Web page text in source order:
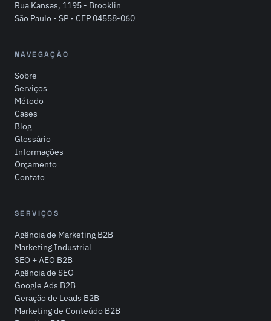
Rua Kansas, 1195 - Brooklin
São Paulo - SP • CEP 04558-060
NAVEGAÇÃO
Sobre
Serviços
Método
Cases
Blog
Glossário
Informações
Orçamento
Contato
SERVIÇOS
Agência de Marketing B2B
Marketing Industrial
SEO + AEO B2B
Agência de SEO
Google Ads B2B
Geração de Leads B2B
Marketing de Conteúdo B2B